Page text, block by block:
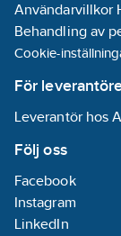
Användarvillkor
Behandling av
Cookie-
För
Leverantör hos
Följ oss
Facebook
Instagram
LinkedIn